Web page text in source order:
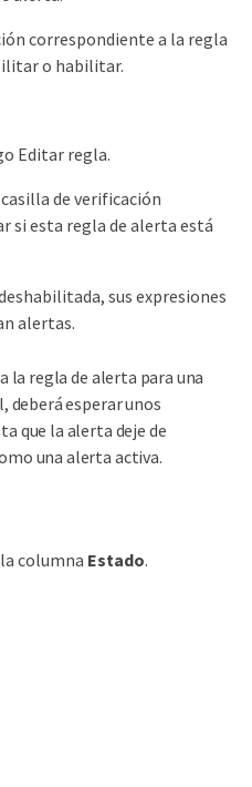
correspondiente a la regla
o habilitar.
Editar regla.
de verificación
si esta regla de alerta está
sus expresiones
alertas.
la regla de alerta para una
deberá esperar unos
que la alerta deje de
una alerta activa.
columna Estado.